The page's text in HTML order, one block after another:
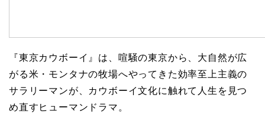
『東京カウボーイ』は、喧騒の東京から、大自然が広
がる米・モンタナの牧場へやってきた効率至上主義の
サラリーマンが、カウボーイ文化に触れて人生を見つ
め直すヒューマンドラマ。